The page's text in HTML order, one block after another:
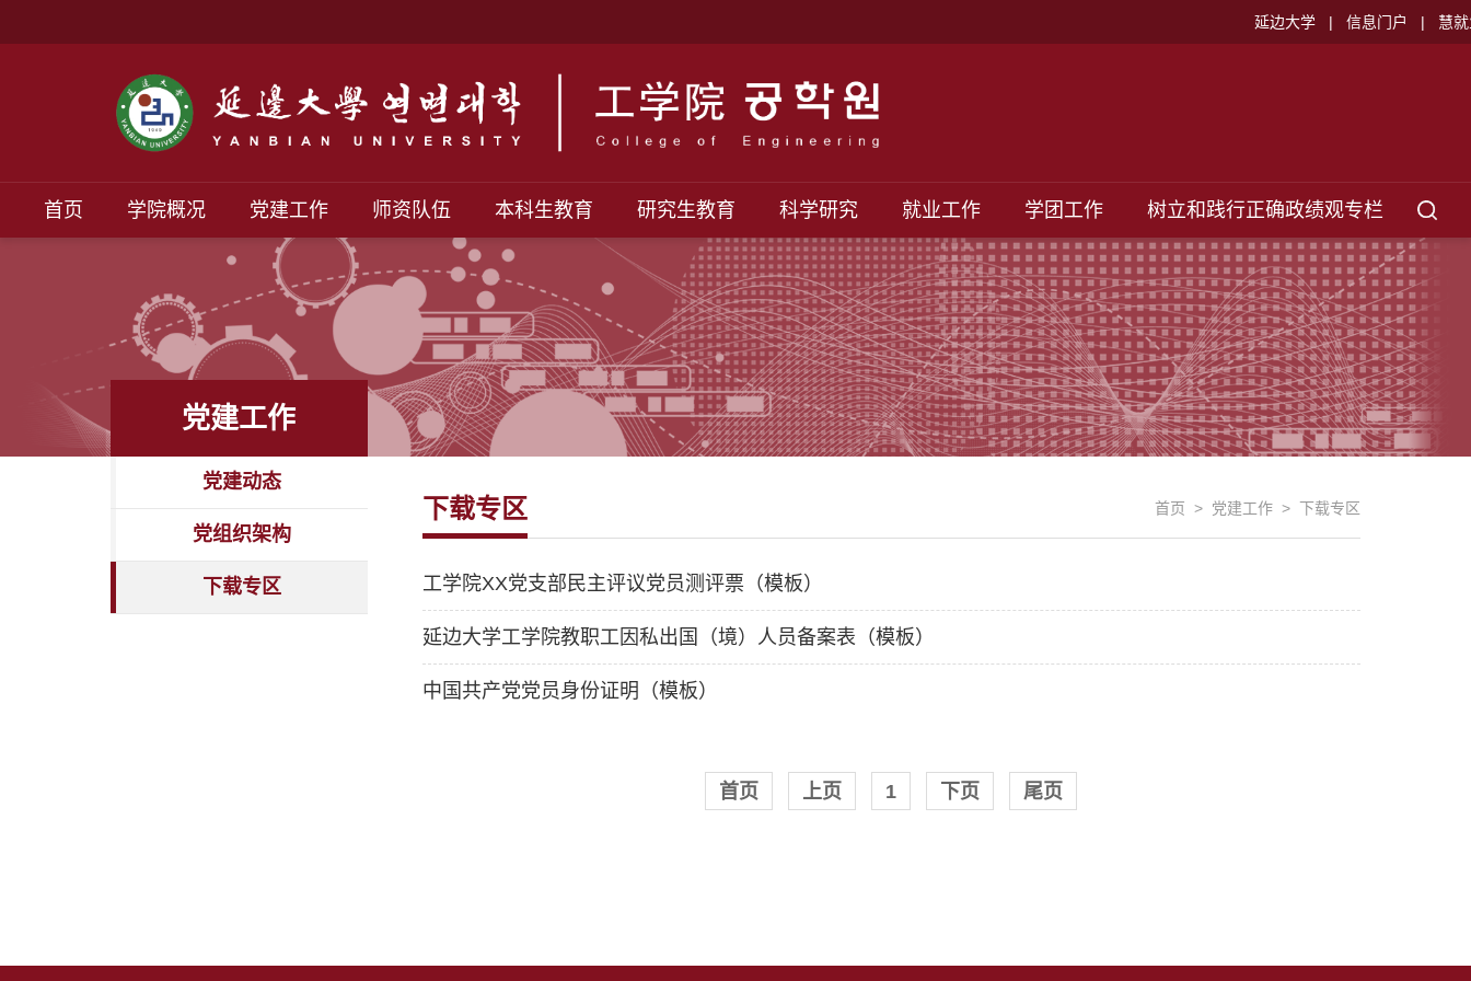
延边大学 | 信息门户 | 慧
首页 学院概况 党建工作 师资队伍 本科生教育 研究生教育 科学研究 就业工作 学团工作 树立和践行正确政绩观专栏
党建工作
党建动态
党组织架构
下载专区
首页 > 党建工作 > 下载专区
下载专区
工学院XX党支部民主评议党员测评票（模板）
延边大学工学院教职工因私出国（境）人员备案表（模板）
中国共产党党员身份证明（模板）
首页 上页 1 下页 尾页